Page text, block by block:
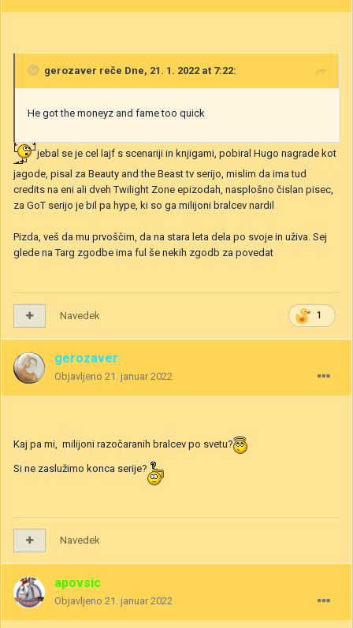
gerozaver reče Dne, 21. 1. 2022 at 7:22:
He got the moneyz and fame too quick
jebal se je cel lajf s scenariji in knjigami, pobiral Hugo nagrade kot
jagode, pisal za Beauty and the Beast tv serijo, mislim da ima tud
credits na eni ali dveh Twilight Zone epizodah, nasplošno čislan pisec,
za GoT serijo je bil pa hype, ki so ga milijoni bralcev nardil
Pizda, veš da mu prvoščim, da na stara leta dela po svoje in uživa. Sej
glede na Targ zgodbe ima ful še nekih zgodb za povedat
1
Navedek
gerozaver
Objavljeno 21. januar 2022
Kaj pa mi, milijoni razočaranih bralcev po svetu?
Si ne zaslužimo konca serije?
Navedek
apovsic
Objavljeno 21. januar 2022